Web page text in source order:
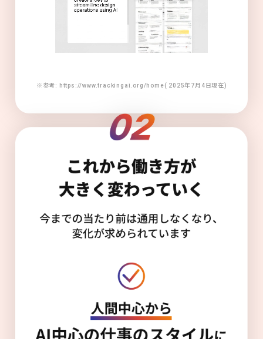
※参考: https://www.trackingai.org/home( 2025年7月4日現在)